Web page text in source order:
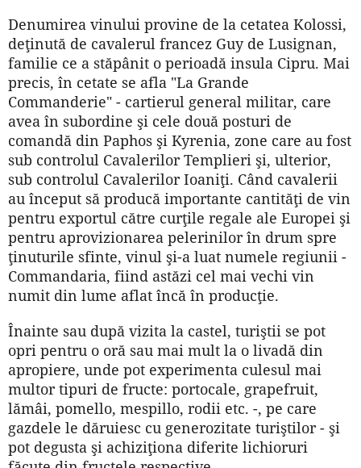
Denumirea vinului provine de la cetatea Kolossi,
deţinută de cavalerul francez Guy de Lusignan,
familie ce a stăpânit o perioadă insula Cipru. Mai
precis, în cetate se afla "La Grande
Commanderie" - cartierul general militar, care
avea în subordine şi cele două posturi de
comandă din Paphos şi Kyrenia, zone care au fost
sub controlul Cavalerilor Templieri şi, ulterior,
sub controlul Cavalerilor Ioaniţi. Când cavalerii
au început să producă importante cantităţi de vin
pentru exportul către curţile regale ale Europei şi
pentru aprovizionarea pelerinilor în drum spre
ţinuturile sfinte, vinul şi-a luat numele regiunii -
Commandaria, fiind astăzi cel mai vechi vin
numit din lume aflat încă în producţie.
Înainte sau după vizita la castel, turiştii se pot
opri pentru o oră sau mai mult la o livadă din
apropiere, unde pot experimenta culesul mai
multor tipuri de fructe: portocale, grapefruit,
lămâi, pomello, mespillo, rodii etc. -, pe care
gazdele le dăruiesc cu generozitate turiştilor - şi
pot degusta şi achiziţiona diferite lichioruri